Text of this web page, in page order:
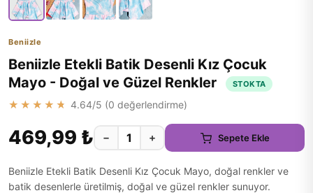
Beniizle
Beniizle Etekli Batik Desenli Kız Çocuk
Mayo - Doğal ve Güzel Renkler
STOKTA
★★★★★ 4.64/5 (0 değerlendirme)
469,99 ₺ − + Sepete Ekle
Beniizle Etekli Batik Desenli Kız Çocuk Mayo, doğal renkler ve
batik desenlerle üretilmiş, doğal ve güzel renkler sunuyor.